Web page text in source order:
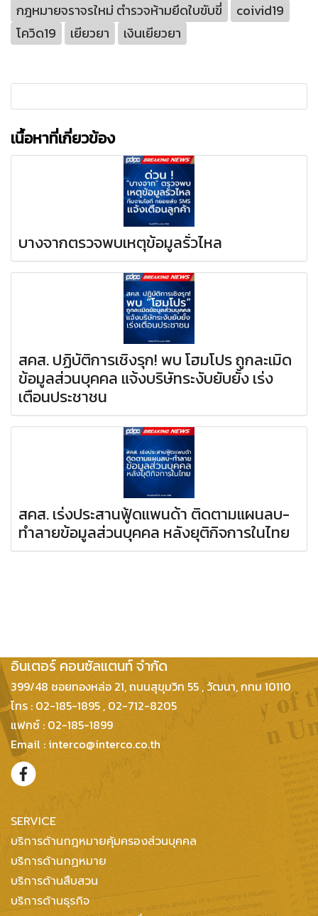
กฎหมายจราจรใหม่ ตำรวจห้ามยึดใบขับขี่
coivid19
โควิด19
เยียวยา เงินเยียวยา
เนื้อหาที่เกี่ยวข้อง
บางจากตรวจพบเหตุข้อมูลรั่วไหล
สคส. ปฏิบัติการเชิงรุก! พบ โฮมโปร ถูกละเมิด
ข้อมูลส่วนบุคคล แจ้งบริษัทระงับยับยั้ง เร่ง
เตือนประชาชน
สคส. เร่งประสานฟู้ดแพนด้า ติดตามแผนลบ-
ทำลายข้อมูลส่วนบุคคล หลังยุติกิจการในไทย
อินเตอร์ คอนซัลแตนท์ จำกัด
399/48 ซอยทองหล่อ 21, ถนนสุขุมวิท 55 , วัฒนา, กทม 10110
โทร : 02-185-1895 , 02-712-8205
แฟกซ์ : 02-185-1899
Email : interco@interco.co.th
SERVICE
บริการด้านกฎหมายคุ้มครองส่วนบุคคล
บริการด้านกฏหมาย
บริการด้านสืบสวน
บริการด้านธุรกิจ